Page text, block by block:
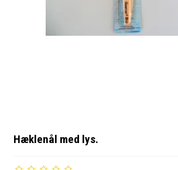
Hæklenål med lys.